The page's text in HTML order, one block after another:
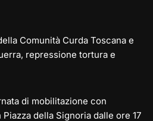
Comunità Curda Toscana e
repressione tortura e
di mobilitazione con
della Signoria dalle ore 17